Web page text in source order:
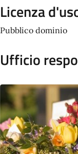
Licenza
Pubblico dominio
Ufficio